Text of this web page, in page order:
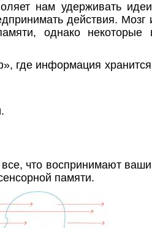
нам удерживать
действия. Мозг
однако некоторые
где информация
что воспринимают ваши
памяти.